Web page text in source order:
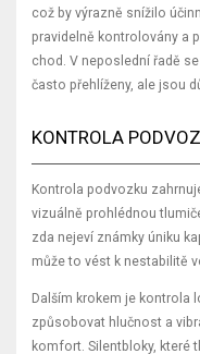
což by výrazně snížilo
pravidelně kontrolovány a
chod. V neposlední řadě
často přehlíženy, ale jsou
KONTROLA
Kontrola podvozku
vizuálně prohlédnou
zda nejeví známky úniku
může to vést k nestabilitě
Dalším krokem je kontrola
způsobovat hlučnost a
komfort. Silentbloky, které